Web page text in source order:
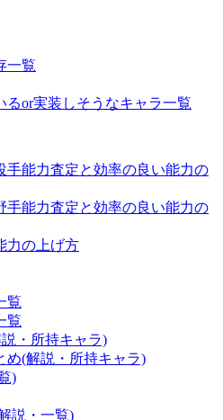
一覧
るor実装しそうなキャラ一覧
手能力査定と効率の良い能力の
手能力査定と効率の良い能力の
力の上げ方
覧
覧
・所持キャラ)
め(解説・所持キャラ)
)
説・一覧)